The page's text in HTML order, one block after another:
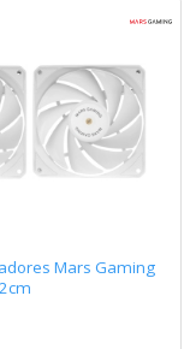
Mars Gaming